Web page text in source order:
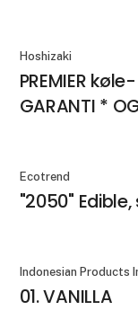
Hoshizaki
PREMIER
GARANTI *
Ecotrend
"2050"
Indonesian Products
01. VANILLA